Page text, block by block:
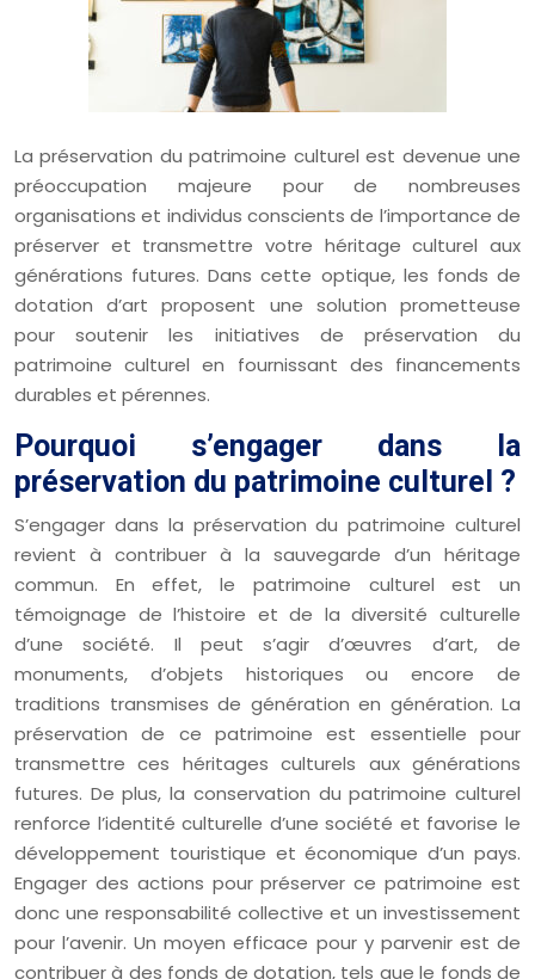
La préservation du patrimoine culturel est devenue une
préoccupation majeure pour de nombreuses
organisations et individus conscients de l’importance de
préserver et transmettre votre héritage culturel aux
générations futures. Dans cette optique, les fonds de
dotation d’art proposent une solution prometteuse
pour soutenir les initiatives de préservation du
patrimoine culturel en fournissant des financements
durables et pérennes.
Pourquoi s’engager dans la
préservation du patrimoine culturel ?
S’engager dans la préservation du patrimoine culturel
revient à contribuer à la sauvegarde d’un héritage
commun. En effet, le patrimoine culturel est un
témoignage de l’histoire et de la diversité culturelle
d’une société. Il peut s’agir d’œuvres d’art, de
monuments, d’objets historiques ou encore de
traditions transmises de génération en génération. La
préservation de ce patrimoine est essentielle pour
transmettre ces héritages culturels aux générations
futures. De plus, la conservation du patrimoine culturel
renforce l’identité culturelle d’une société et favorise le
développement touristique et économique d’un pays.
Engager des actions pour préserver ce patrimoine est
donc une responsabilité collective et un investissement
pour l’avenir. Un moyen efficace pour y parvenir est de
contribuer à des fonds de dotation, tels que le fonds de